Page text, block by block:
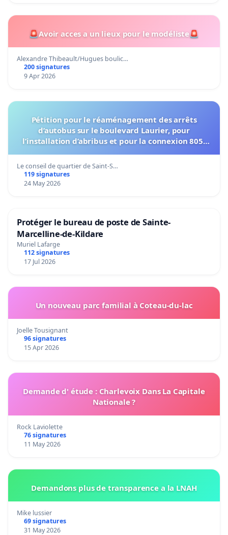
🚨Avoir acces a un lieux pour le modéliste🚨
Alexandre Thibeault/Hugues boulic…
200 signatures
9 Apr 2026
Pétition pour le réaménagement des arrêts
d’autobus sur le boulevard Laurier, pour
l’installation d’abribus et pour la connexion 805-
Le conseil de quartier de Saint-S…
119 signatures
24 May 2026
Protéger le bureau de poste de Sainte-
Marcelline-de-Kildare
Muriel Lafarge
112 signatures
17 Jul 2026
Un nouveau parc familial à Coteau-du-lac
Joelle Tousignant
96 signatures
15 Apr 2026
Demande d' étude : Charlevoix Dans La Capitale
Nationale ?
Rock Laviolette
76 signatures
11 May 2026
Demandons plus de transparence a la LNAH
Mike lussier
69 signatures
31 May 2026